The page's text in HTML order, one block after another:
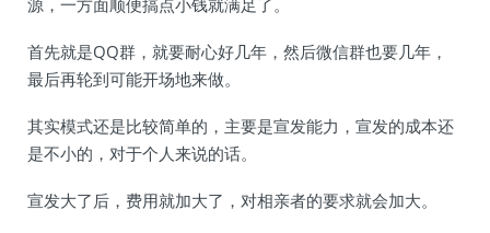
源，一方面顺便搞点小钱就满足了。
首先就是QQ群，就要耐心好几年，然后微信群也要几年，
最后再轮到可能开场地来做。
其实模式还是比较简单的，主要是宣发能力，宣发的成本还
是不小的，对于个人来说的话。
宣发大了后，费用就加大了，对相亲者的要求就会加大。